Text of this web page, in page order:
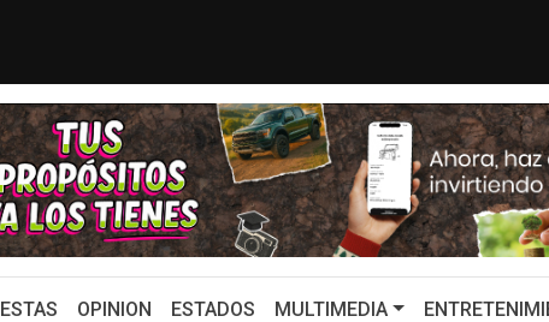
voto del hartazgo Luis Cárdenas
OPINION ESTADOS MULTIMEDIA